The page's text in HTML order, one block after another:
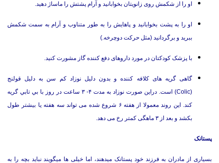
او را از شکمش روی زانویتان بخوابانید و آرام پشتش را ماساژ دهید.
او را به پشت بخوابانید و پاهایش را به طور متناوب و آرام به سمت شکمش
ببرید و برگردانید (مثل حرکت دوچرخه.)
با پزشک کودکتان در مورد داروهای دفع کننده گاز مشورت کنید.
گاهی گریه های کلافه کننده و بدون دليل نوزاد كم سن به دلیل قولنج
(
(Colic
است. دراین صورت نوزاد به مدت ۴- ۳ ساعت در روز با بي تابي گریه
کند. این روند معمولا از هفته ۶ شروع شده می تواند سه هفته یا بیشتر طول
بکشد و بعد از ۳ ماهگی کمتر رخ می دهد.
پستانک
بسیاری از مادران به فرزند خود پستانک میدهند، اما خیلی ها میگویند نباید بچه را به